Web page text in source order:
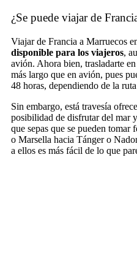
¿Se puede viajar de
Viajar de Francia a Marruecos
disponible para los viajeros,
avión. Ahora bien, trasladarte
más largo que en avión, pues
48 horas, dependiendo de la
Sin embargo, está travesía
posibilidad de disfrutar del mar
que sepas que se pueden tomar
o Marsella hacia Tánger o
a ellos es más fácil de lo que